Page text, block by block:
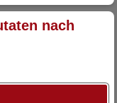
nach